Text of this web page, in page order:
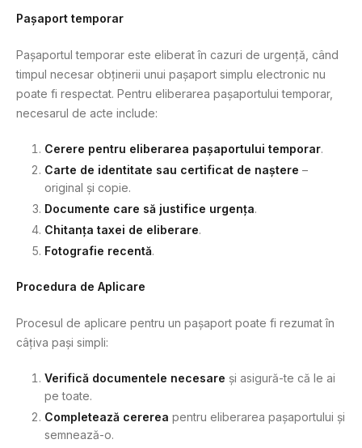
Pașaport temporar
Pașaportul temporar este eliberat în cazuri de urgență, când
timpul necesar obținerii unui pașaport simplu electronic nu
poate fi respectat. Pentru eliberarea pașaportului temporar,
necesarul de acte include:
Cerere pentru eliberarea pașaportului temporar.
Carte de identitate sau certificat de naștere –
original și copie.
Documente care să justifice urgența.
Chitanța taxei de eliberare.
Fotografie recentă.
Procedura de Aplicare
Procesul de aplicare pentru un pașaport poate fi rezumat în
câțiva pași simpli:
Verifică documentele necesare și asigură-te că le ai
pe toate.
Completează cererea pentru eliberarea pașaportului și
semnează-o.